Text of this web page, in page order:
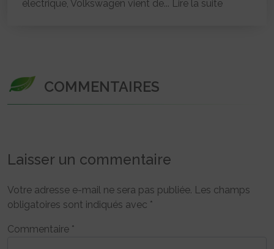
électrique, Volkswagen vient de... Lire la suite
COMMENTAIRES
Laisser un commentaire
Votre adresse e-mail ne sera pas publiée. Les champs
obligatoires sont indiqués avec *
Commentaire *